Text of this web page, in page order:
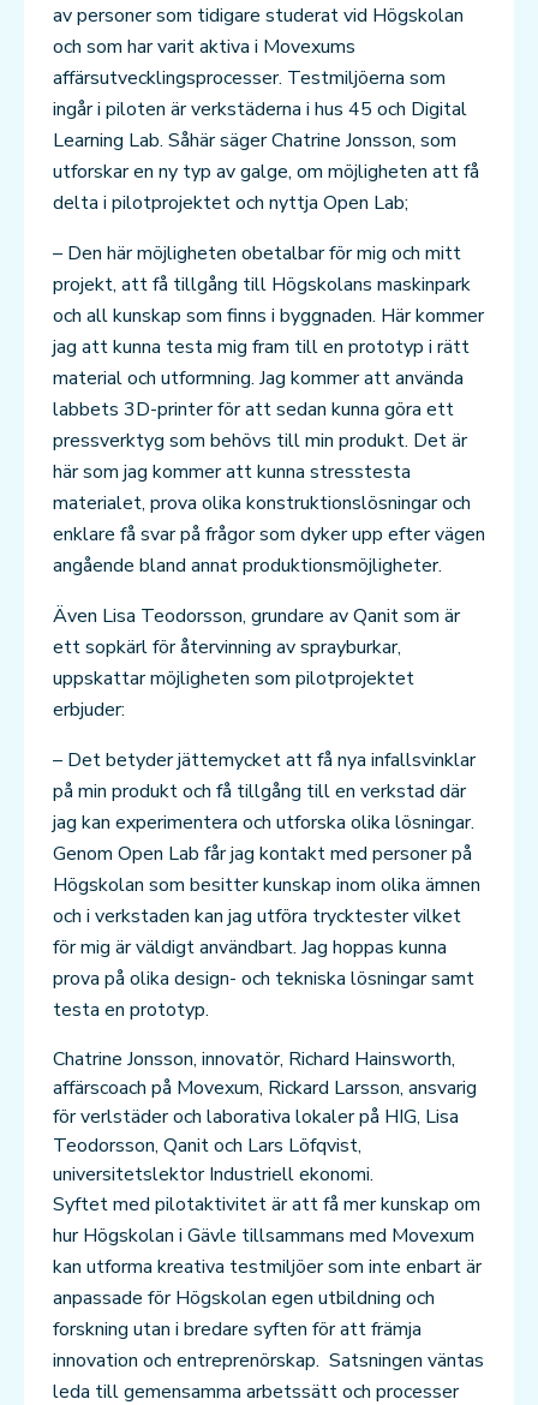
av personer som tidigare studerat vid Högskolan
och som har varit aktiva i Movexums
affärsutvecklingsprocesser. Testmiljöerna som
ingår i piloten är verkstäderna i hus 45 och Digital
Learning Lab. Såhär säger Chatrine Jonsson, som
utforskar en ny typ av galge, om möjligheten att få
delta i pilotprojektet och nyttja Open Lab;
– Den här möjligheten obetalbar för mig och mitt
projekt, att få tillgång till Högskolans maskinpark
och all kunskap som finns i byggnaden. Här kommer
jag att kunna testa mig fram till en prototyp i rätt
material och utformning. Jag kommer att använda
labbets 3D-printer för att sedan kunna göra ett
pressverktyg som behövs till min produkt. Det är
här som jag kommer att kunna stresstesta
materialet, prova olika konstruktionslösningar och
enklare få svar på frågor som dyker upp efter vägen
angående bland annat produktionsmöjligheter.
Även Lisa Teodorsson, grundare av Qanit som är
ett sopkärl för återvinning av sprayburkar,
uppskattar möjligheten som pilotprojektet
erbjuder:
– Det betyder jättemycket att få nya infallsvinklar
på min produkt och få tillgång till en verkstad där
jag kan experimentera och utforska olika lösningar.
Genom Open Lab får jag kontakt med personer på
Högskolan som besitter kunskap inom olika ämnen
och i verkstaden kan jag utföra trycktester vilket
för mig är väldigt användbart. Jag hoppas kunna
prova på olika design- och tekniska lösningar samt
testa en prototyp.
Chatrine Jonsson, innovatör, Richard Hainsworth,
affärscoach på Movexum, Rickard Larsson, ansvarig
för verlstäder och laborativa lokaler på HIG, Lisa
Teodorsson, Qanit och Lars Löfqvist,
universitetslektor Industriell ekonomi.
Syftet med pilotaktivitet är att få mer kunskap om
hur Högskolan i Gävle tillsammans med Movexum
kan utforma kreativa testmiljöer som inte enbart är
anpassade för Högskolan egen utbildning och
forskning utan i bredare syften för att främja
innovation och entreprenörskap. Satsningen väntas
leda till gemensamma arbetssätt och processer